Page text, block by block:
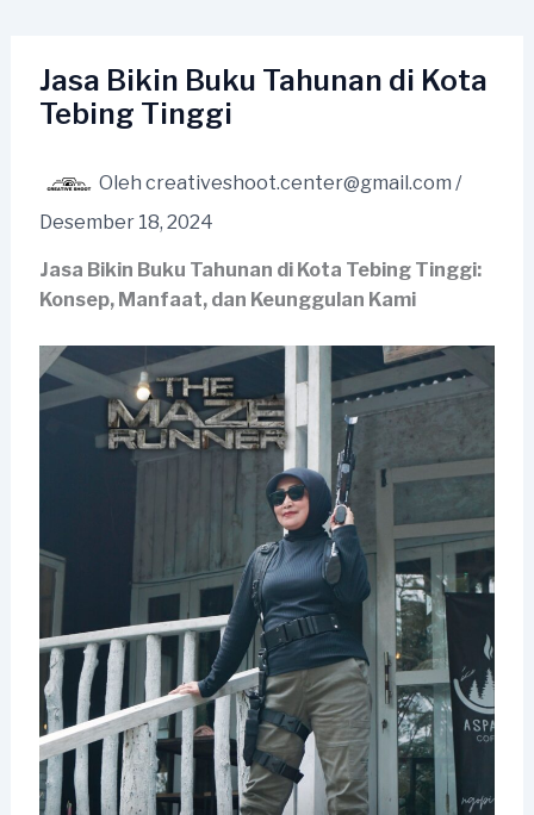
kontenJasa Bikin Buku Tahunan di Kota
Tebing Tinggi
Oleh creativeshoot.center@gmail.com /
Desember 18, 2024
Jasa Bikin Buku Tahunan di Kota Tebing Tinggi:
Konsep, Manfaat, dan Keunggulan Kami